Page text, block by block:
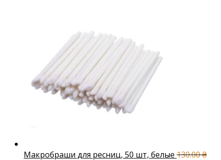
Макробраши для ресниц, 50 шт, белые 130.00₴